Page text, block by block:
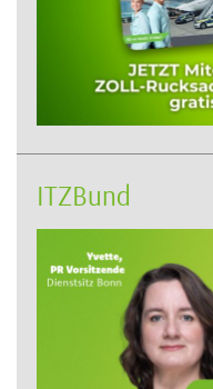
ITZBund